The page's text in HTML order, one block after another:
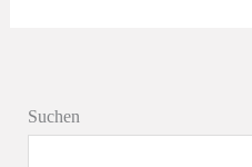
Suchen